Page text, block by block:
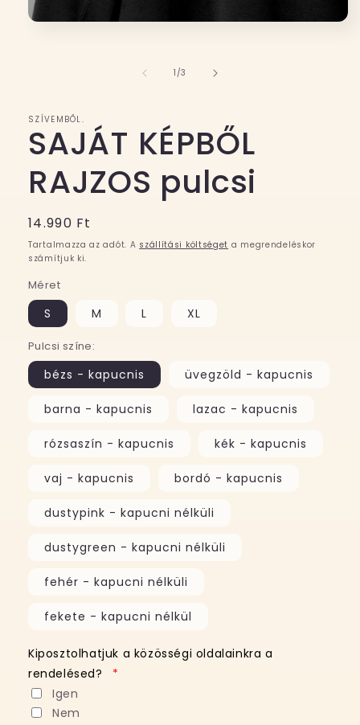
1 //3
SZÍVEMBŐL.
SAJÁT KÉPBŐL
RAJZOS pulcsi
Normál
ár
14.990 Ft
Tartalmazza az adót. A szállítási költséget a megrendeléskor
számítjuk ki.
Méret
S M L XL
Pulcsi színe:
bézs - kapucnis üvegzöld - kapucnis
barna - kapucnis lazac - kapucnis
rózsaszín - kapucnis kék - kapucnis
vaj - kapucnis bordó - kapucnis
dustypink - kapucni nélküli
dustygreen - kapucni nélküli
fehér - kapucni nélküli
fekete - kapucni nélkül
Kiposztolhatjuk a közösségi oldalainkra a
rendelésed?
*
Igen
Nem